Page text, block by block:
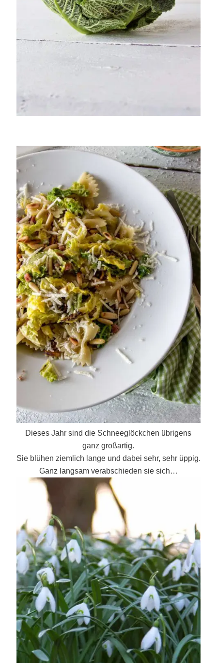
Dieses Jahr sind die Schneeglöckchen übrigens
ganz großartig.
Sie blühen ziemlich lange und dabei sehr, sehr üppig.
Ganz langsam verabschieden sie sich…